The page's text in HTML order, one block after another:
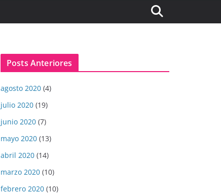
Posts Anteriores
agosto 2020 (4)
julio 2020 (19)
junio 2020 (7)
mayo 2020 (13)
abril 2020 (14)
marzo 2020 (10)
febrero 2020 (10)